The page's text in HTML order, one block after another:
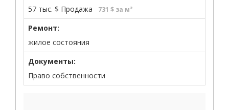
57 тыс. $ Продажа 731 $ за м²
Ремонт:
жилое состояния
Документы:
Право собственности